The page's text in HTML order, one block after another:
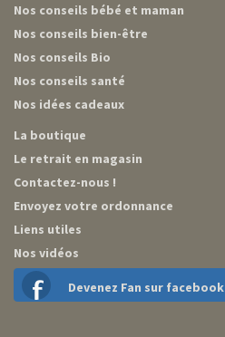
Nos conseils bébé et maman
Nos conseils bien-être
Nos conseils Bio
Nos conseils santé
Nos idées cadeaux
La boutique
Le retrait en magasin
Contactez-nous !
Envoyez votre ordonnance
Liens utiles
Nos vidéos
Devenez Fan sur facebook